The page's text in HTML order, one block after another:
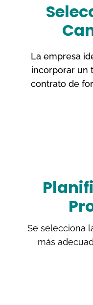
La empresa
incorporar un
contrato de
Se selecciona
más